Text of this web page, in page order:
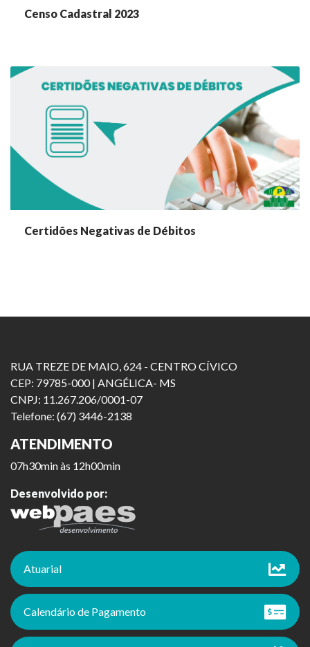
Censo Cadastral 2023
Certidões Negativas de Débitos
RUA TREZE DE MAIO, 624 - CENTRO CÍVICO
CEP: 79785-000 | ANGÉLICA- MS
CNPJ: 11.267.206/0001-07
Telefone: (67) 3446-2138
ATENDIMENTO
07h30min às 12h00min
Desenvolvido por:
Atuarial
Calendário de Pagamento